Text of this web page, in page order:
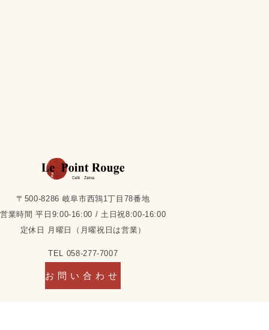
〒500-8286 岐阜市西鶉1丁目78番地
営業時間 平日9:00-16:00 / 土日祝8:00-16:00
定休日 月曜日（月曜祝日は営業）
TEL 058-277-7007
お問い合わせ